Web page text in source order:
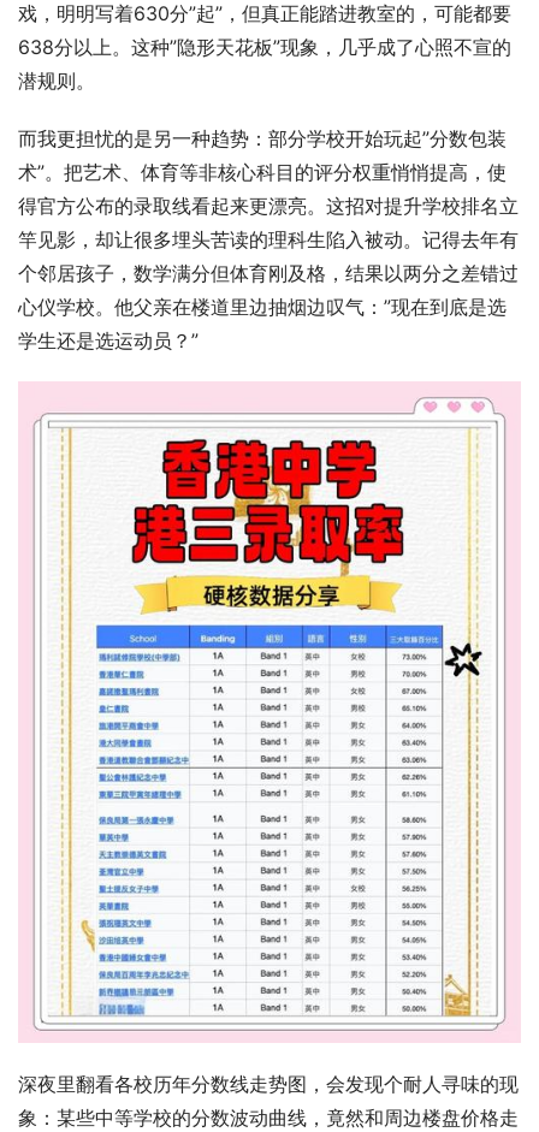
戏，明明写着630分”起”，但真正能踏进教室的，可能都要
638分以上。这种”隐形天花板”现象，几乎成了心照不宣的
潜规则。
而我更担忧的是另一种趋势：部分学校开始玩起”分数包装
术”。把艺术、体育等非核心科目的评分权重悄悄提高，使
得官方公布的录取线看起来更漂亮。这招对提升学校排名立
竿见影，却让很多埋头苦读的理科生陷入被动。记得去年有
个邻居孩子，数学满分但体育刚及格，结果以两分之差错过
心仪学校。他父亲在楼道里边抽烟边叹气：”现在到底是选
学生还是选运动员？”
深夜里翻看各校历年分数线走势图，会发现个耐人寻味的现
象：某些中等学校的分数波动曲线，竟然和周边楼盘价格走